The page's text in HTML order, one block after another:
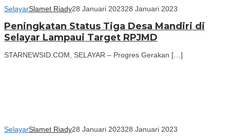
SelayarSlamet Riady28 Januari 202328 Januari 2023
Peningkatan Status Tiga Desa Mandiri di
Selayar Lampaui Target RPJMD
STARNEWSID.COM, SELAYAR – Progres Gerakan […]
SelayarSlamet Riady28 Januari 202328 Januari 2023